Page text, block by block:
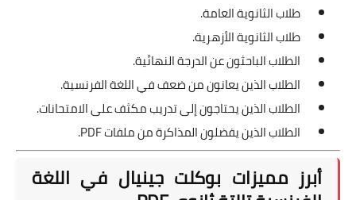
طلاب الثانوية العامة.
طلاب الثانوية الأزهرية.
الطلاب الباحثون عن الدرجة النهائية.
الطلاب الذين يعانون من ضعف في اللغة الفرنسية.
الطلاب الذين يحتاجون إلى تدريب مكثف على الامتحانات.
الطلاب الذين يفضلون المذاكرة من ملفات PDF.
أبرز مميزات بوكلت جينيال في اللغة